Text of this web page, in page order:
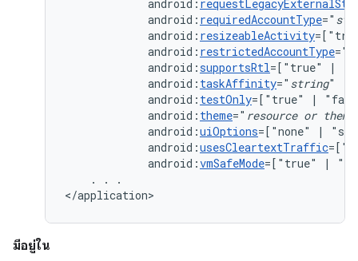
android:
android: requiredAccountType="
android: resizeableActivity
android: restrictedAccountType="
android:supportsRtl=["true"
|
android: taskAffinity=" string
android: testOnly=["true"
|
android: theme=" resource or theme
android:uiOptions=["none"
|
android:usesCleartextTraffic
android:vmSafeMode=["true" |
.
.
.
</application>
มีอยู่ใน